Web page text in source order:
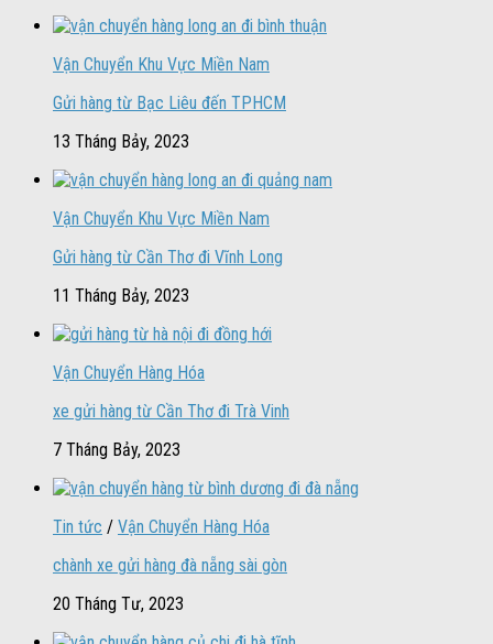
Vận Chuyển Khu Vực Miền Nam
Gửi hàng từ Bạc Liêu đến TPHCM
13 Tháng Bảy, 2023
Vận Chuyển Khu Vực Miền Nam
Gửi hàng từ Cần Thơ đi Vĩnh Long
11 Tháng Bảy, 2023
Vận Chuyển Hàng Hóa
xe gửi hàng từ Cần Thơ đi Trà Vinh
7 Tháng Bảy, 2023
Tin tức / Vận Chuyển Hàng Hóa
chành xe gửi hàng đà nẵng sài gòn
20 Tháng Tư, 2023